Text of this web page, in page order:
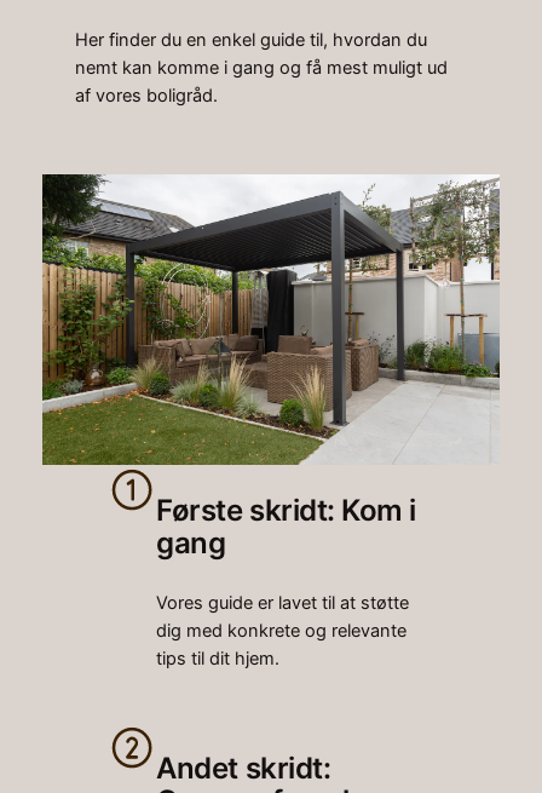
Her finder du en enkel guide til, hvordan du
nemt kan komme i gang og få mest muligt ud
af vores boligråd.
Første skridt: Kom i
gang
Vores guide er lavet til at støtte
dig med konkrete og relevante
tips til dit hjem.
Andet skridt: